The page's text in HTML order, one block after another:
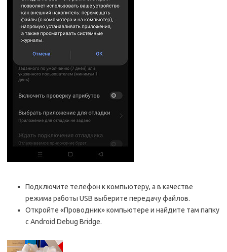
Подключите телефон к компьютеру, а в качестве
режима работы USB выберите передачу файлов.
Откройте «Проводник» компьютере и найдите там папку
с Android Debug Bridge.